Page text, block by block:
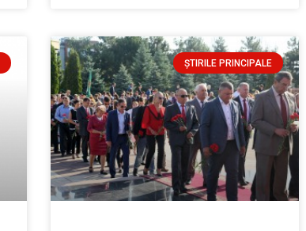
ȘTIRILE PRINCIPALE